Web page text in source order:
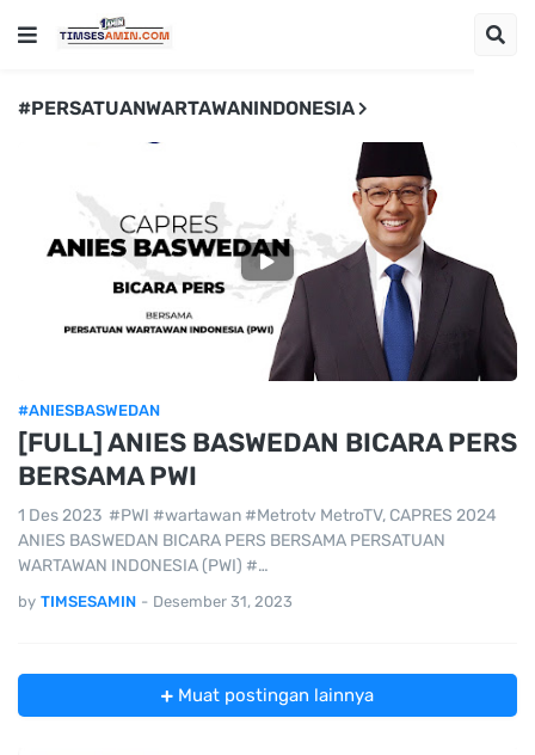
#PERSATUANWARTAWANINDONESIA
#ANIESBASWEDAN
[FULL] ANIES BASWEDAN BICARA PERS
BERSAMA PWI
1 Des 2023 #PWI #wartawan #Metrotv MetroTV, CAPRES 2024
ANIES BASWEDAN BICARA PERS BERSAMA PERSATUAN
WARTAWAN INDONESIA (PWI) #…
by TIMSESAMIN - Desember 31, 2023
Muat postingan lainnya